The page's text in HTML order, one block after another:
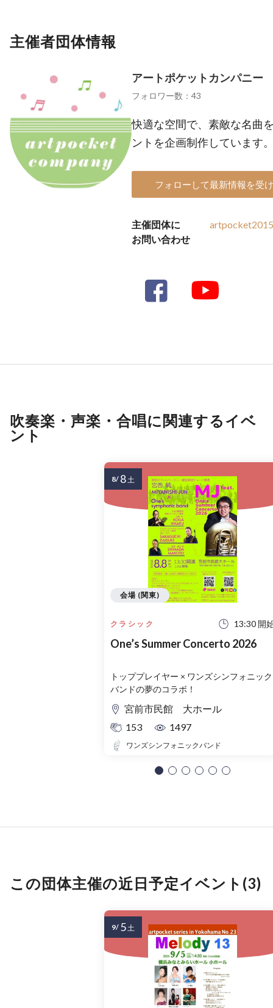
主催者団体情報
アートポケットカンパニー
フォロワー数：43
快適な空間で、素敵な名曲
ントを企画制作しています
フォローして最新情報を受
主催団体に
お問い合わせ
吹奏楽・声楽・合唱に関連するイベ
ント
クラシック 13:30 開
One’s Summer Concerto 2026
トッププレイヤー × ワンズシンフォニック
バンドの夢のコラボ！
宮前市民館 大ホール
153
1497
ワンズシンフォニックバンド
会場 (関東)
8/ 8土
この団体主催の近日予定イベント(3)
9/ 5土